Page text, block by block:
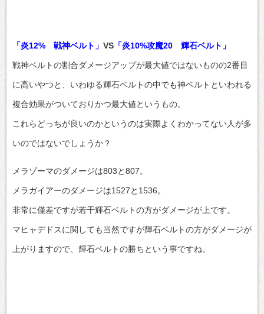
「炎12% 戦神ベルト」 VS 「炎10%攻魔20 輝石ベルト」
戦神ベルトの割合ダメージアップが最大値ではないものの2番目
に高いやつと、いわゆる輝石ベルトの中でも神ベルトといわれる
複合効果がついておりかつ最大値というもの。
これらどっちが良いのかというのは実際よくわかってない人が多
いのではないでしょうか？
メラゾーマのダメージは803と807。
メラガイアーのダメージは1527と1536。
非常に僅差ですが若干輝石ベルトの方がダメージが上です。
マヒャデドスに関しても当然ですが輝石ベルトの方がダメージが
上がりますので、輝石ベルトの勝ちという事ですね。